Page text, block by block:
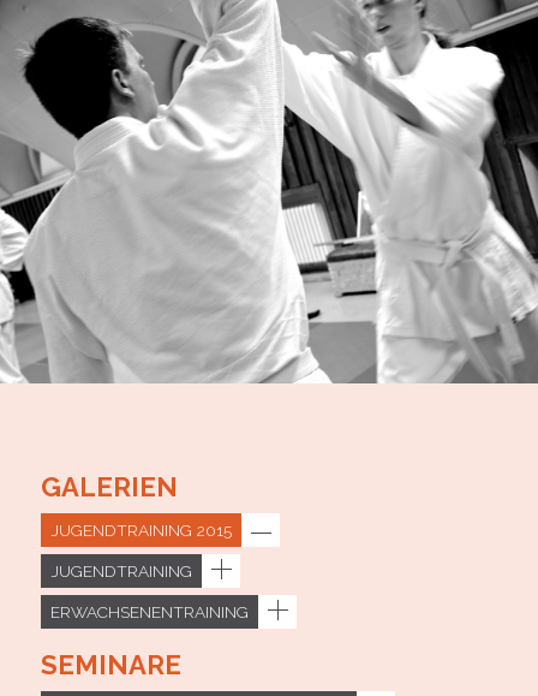
GALERIEN
JUGENDTRAINING 2015
JUGENDTRAINING
ERWACHSENENTRAINING
SEMINARE